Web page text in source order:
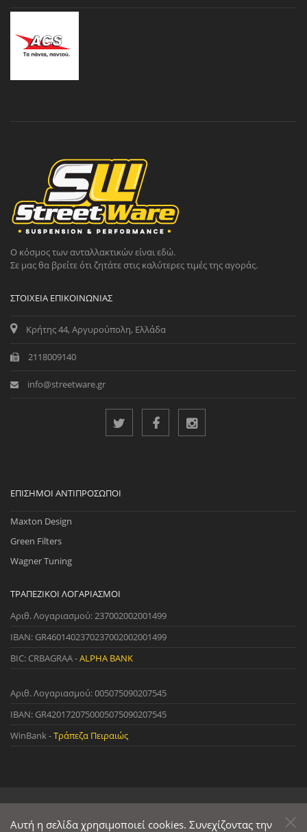
Ο κόσμος των ανταλλακτικών είναι εδώ.
Σε μας θα βρείτε ότι ζητάτε στις καλύτερες τιμές της αγοράς.
ΣΤΟΙΧΕΊΑ ΕΠΙΚΟΙΝΩΝΊΑΣ
Κρήτης 44, Αργυρούπολη, Ελλάδα
2118009140
info@streetware.gr
ΕΠΊΣΗΜΟΙ ΑΝΤΙΠΡΌΣΩΠΟΙ
Maxton Design
Green Filters
Wagner Tuning
ΤΡΑΠΕΖΙΚΟΊ ΛΟΓΑΡΙΑΣΜΟΊ
Αριθ. Λογαριασμού: 237002002001499
IBAN: GR4601402370237002002001499
BIC: CRBAGRAA -ALPHA BANK
Αριθ. Λογαριασμού: 005075090207545
IBAN: GR4201720750005075090207545
WinBank -Τράπεζα Πειραιώς
© 2022 StreetWare. All Rights Reserved. | Designed and Developedby
Primesoft&CodeCave
Αυτή η σελίδα χρησιμοποιεί cookies. Συνεχίζοντας την